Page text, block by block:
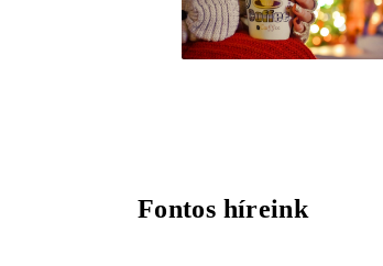
Fontos híreink